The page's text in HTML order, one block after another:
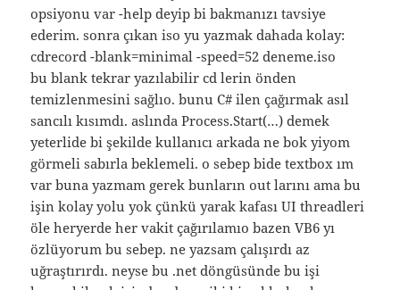
opsiyonu var -help deyip bi bakmanızı tavsiye
ederim. sonra çıkan iso yu yazmak dahada kolay:
cdrecord -blank=minimal -speed=52 deneme.iso
bu blank tekrar yazılabilir cd lerin önden
temizlenmesini sağlıo. bunu C# ilen çağırmak asıl
sancılı kısımdı. aslında Process.Start(…) demek
yeterlide bi şekilde kullanıcı arkada ne bok yiyom
görmeli sabırla beklemeli. o sebep bide textbox ım
var buna yazmam gerek bunların out larını ama bu
işin kolay yolu yok çünkü yarak kafası UI threadleri
öle heryerde her vakit çağırılamıo bazen VB6 yı
özlüyorum bu sebep. ne yazsam çalışırdı az
uğraştırırdı. neyse bu .net döngüsünde bu işi